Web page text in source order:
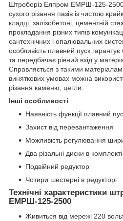
Штроборіз Елпром ЕМРШ-125-2500
сухого різання пазів із чистою
кладці, залізобетоні, цементній
прокладання різних типів
сантехнічних і опалювальних
особливість плавний пуск
та передбачає рівний вхід у
Справляється з такими
виняткових умовах можна
різання каменю, цегли.
Інші особливості
Наявність функції плавний
Захист від перевантаження
Можливість регулювання
Два різальні диски в
Подвійний редуктор
Чотири шестерні в редукторі
Технічні характеристики
ЕМРШ-125-2500
Живиться від мережі 220